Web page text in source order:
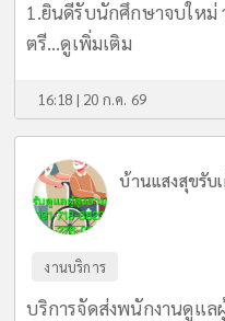
1.ยินดีรับนักศึกษาจบให
ตรี...ดูเพิ่มเติม
16:18 | 20 ก.ค. 69
บ้านแสงสุขรับ
งานบริการ
บริการจัดส่งพนักงานดูแล